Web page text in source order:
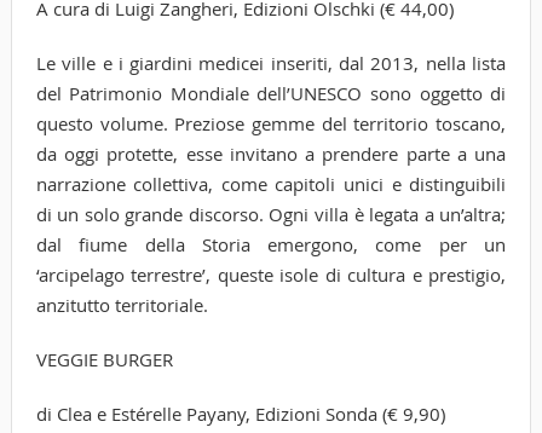
A cura di Luigi Zangheri, Edizioni Olschki (€ 44,00)
Le ville e i giardini medicei inseriti, dal 2013, nella lista
del Patrimonio Mondiale dell’UNESCO sono oggetto di
questo volume. Preziose gemme del territorio toscano,
da oggi protette, esse invitano a prendere parte a una
narrazione collettiva, come capitoli unici e distinguibili
di un solo grande discorso. Ogni villa è legata a un’altra;
dal fiume della Storia emergono, come per un
‘arcipelago terrestre’, queste isole di cultura e prestigio,
anzitutto territoriale.
VEGGIE BURGER
di Clea e Estérelle Payany, Edizioni Sonda (€ 9,90)